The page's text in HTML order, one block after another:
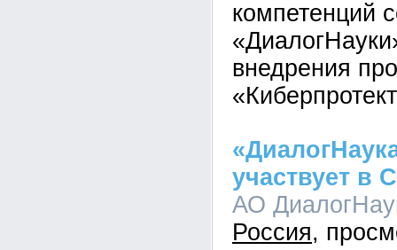
компетенций
внедрения
участвует в
АО
Россия